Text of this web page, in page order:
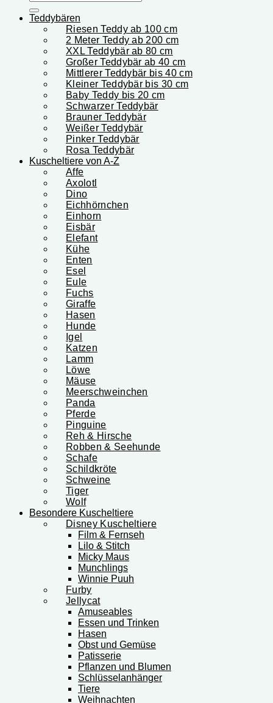
nach:
Teddybären
Riesen Teddy ab 100 cm
2 Meter Teddy ab 200 cm
XXL Teddybär ab 80 cm
Großer Teddybär ab 40 cm
Mittlerer Teddybär bis 40 cm
Kleiner Teddybär bis 30 cm
Baby Teddy bis 20 cm
Schwarzer Teddybär
Brauner Teddybär
Weißer Teddybär
Pinker Teddybär
Rosa Teddybär
Kuscheltiere von A-Z
Affe
Axolotl
Dino
Eichhörnchen
Einhorn
Eisbär
Elefant
Kühe
Enten
Esel
Eule
Fuchs
Giraffe
Hasen
Hunde
Igel
Katzen
Lamm
Löwe
Mäuse
Meerschweinchen
Panda
Pferde
Pinguine
Reh & Hirsche
Robben & Seehunde
Schafe
Schildkröte
Schweine
Tiger
Wolf
Besondere Kuscheltiere
Disney Kuscheltiere
Film & Fernseh
Lilo & Stitch
Micky Maus
Munchlings
Winnie Puuh
Furby
Jellycat
Amuseables
Essen und Trinken
Hasen
Obst und Gemüse
Patisserie
Pflanzen und Blumen
Schlüsselanhänger
Tiere
Weihnachten